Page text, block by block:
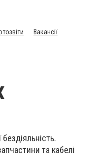
Вакансії
та кабелі